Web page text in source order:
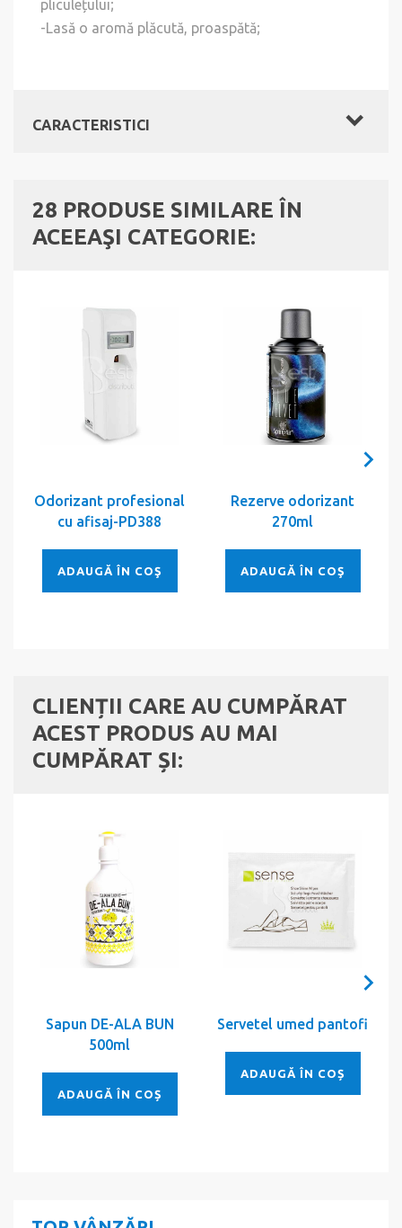
pliculețului;
-Lasă o aromă plăcută, proaspătă;
CARACTERISTICI
28 PRODUSE SIMILARE ÎN
ACEEAŞI CATEGORIE:
Odorizant profesional
cu afisaj-PD388
ADAUGĂ ÎN COŞ
Rezerve odorizant
270ml
ADAUGĂ ÎN COŞ
CLIENȚII CARE AU CUMPĂRAT
ACEST PRODUS AU MAI
CUMPĂRAT ȘI:
Sapun DE-ALA BUN
500ml
ADAUGĂ ÎN COȘ
Servetel umed pantofi
ADAUGĂ ÎN COȘ